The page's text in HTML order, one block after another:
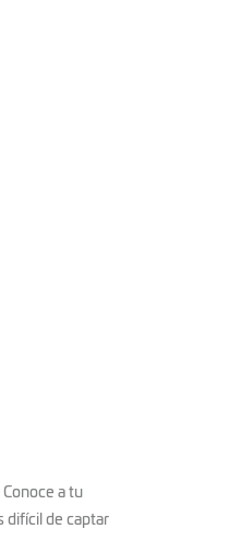
a tu
difícil de captar